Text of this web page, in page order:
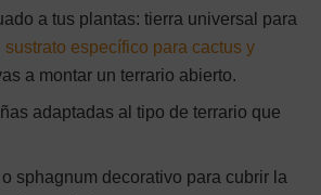
a tus plantas: tierra universal para
sustrato específico para cactus y
a montar un terrario abierto.
adaptadas al tipo de terrario que
sphagnum decorativo para cubrir la